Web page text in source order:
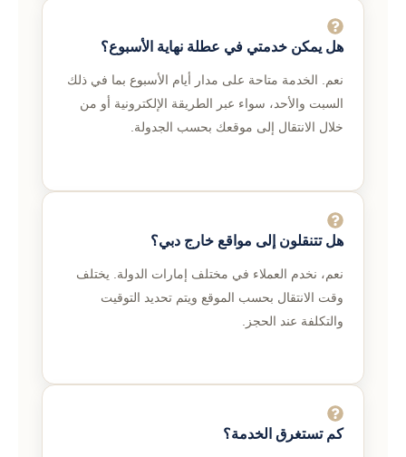
هل يمكن خدمتي في عطلة نهاية الأسبوع؟
نعم. الخدمة متاحة على مدار أيام الأسبوع بما في ذلك
السبت والأحد، سواء عبر الطريقة الإلكترونية أو من
خلال الانتقال إلى موقعك بحسب الجدولة.
هل تتنقلون إلى مواقع خارج دبي؟
نعم، نخدم العملاء في مختلف إمارات الدولة. يختلف
وقت الانتقال بحسب الموقع ويتم تحديد التوقيت
والتكلفة عند الحجز.
كم تستغرق الخدمة؟